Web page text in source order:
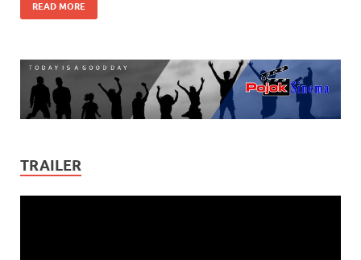
READ MORE
TRAILER